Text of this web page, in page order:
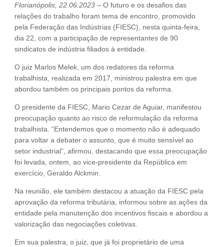
Florianópolis, 22.06.2023 – O futuro e os desafios das
relações do trabalho foram tema de encontro, promovido
pela Federação das Indústrias (FIESC), nesta quinta-feira,
dia 22, com a participação de representantes de 90
sindicatos de indústria filiados à entidade.
O juiz Marlos Melek, um dos redatores da reforma
trabalhista, realizada em 2017, ministrou palestra em que
abordou também os principais pontos da reforma.
O presidente da FIESC, Mario Cezar de Aguiar, manifestou
preocupação quanto ao risco de reformulação da reforma
trabalhista. “Entendemos que o momento não é adequado
para voltar a debater o assunto, que é muito sensível ao
setor industrial”, afirmou, destacando que essa preocupação
foi levada, ontem, ao vice-presidente da República em
exercício, Geraldo Alckmin.
Na reunião, ele também destacou a atuação da FIESC pela
aprovação da reforma tributária, informou sobre as ações da
entidade pela manutenção dos incentivos fiscais e abordou a
valorização das negociações coletivas.
Em sua palestra, o juiz, que já foi proprietário de uma